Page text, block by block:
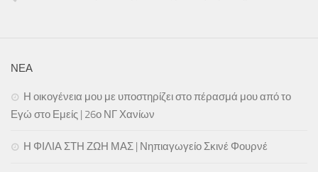
ΝΕΑ
Η οικογένεια μου με υποστηρίζει στο πέρασμά μου από το
Εγώ στο Εμείς | 26ο ΝΓ Χανίων
Η ΦΙΛΙΑ ΣΤΗ ΖΩΗ ΜΑΣ | Νηπιαγωγείο Σκινέ Φουρνέ